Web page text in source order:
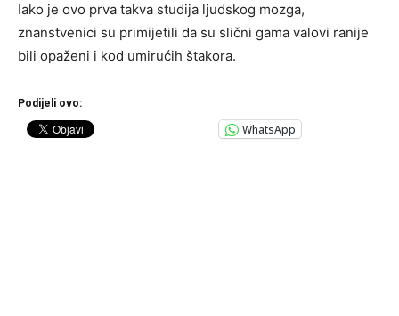
Iako je ovo prva takva studija ljudskog mozga,
znanstvenici su primijetili da su slični gama valovi ranije
bili opaženi i kod umirućih štakora.
Podijeli ovo:
WhatsApp